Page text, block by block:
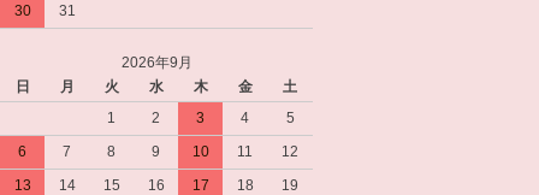
30
31
2026年9月
日
月 火 水 木 金
土
1
2 3 4
5
6
7 8 9 10 11
12
13
14 15 16 17 18
19